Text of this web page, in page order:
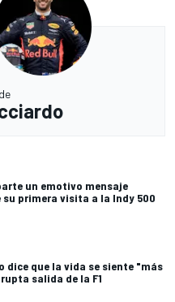
un emotivo mensaje
su primera visita a la Indy 500
dice que la vida se siente "más
salida de la F1